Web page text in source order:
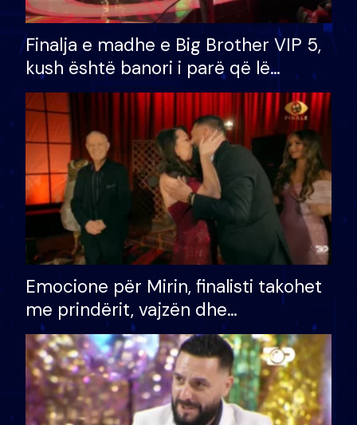
Finalja e madhe e Big Brother VIP 5,
kush është banori i parë që lë
shtëpinë dhe humb mundësinë për
të fituar çmimin e madh
Emocione për Mirin, finalisti takohet
me prindërit, vajzën dhe
bashkëshorten: S’kemi ndonjë letër
divorci apo jo?